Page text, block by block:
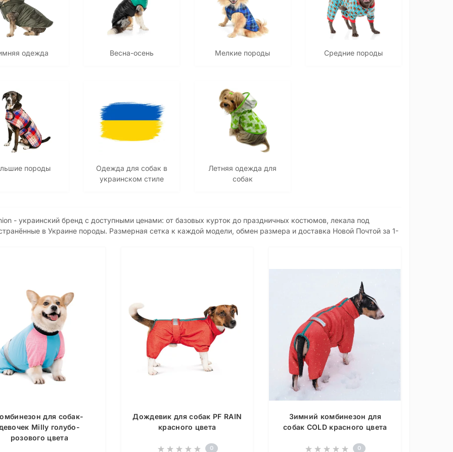
одежда Весна-осень Мелкие породы Средние породы
породы
Одежда для собак в
украинском стиле
Летняя одежда для
собак
- украинский бренд с доступными ценами: от базовых курток до праздничных костюмов, лекала под
в Украине породы. Размерная сетка к каждой модели, обмен размера и доставка Новой Почтой за 1-
для собак-
Milly голубо-
розового цвета
Дождевик для собак PF RAIN
красного цвета
0
Зимний комбинезон для
собак COLD красного цвета
0